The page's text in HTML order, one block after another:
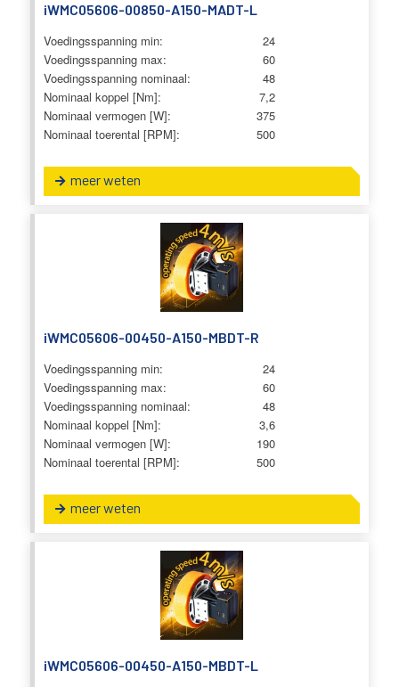
iWMC05606-00850-A150-MADT-L
Voedingsspanning min:
24
Voedingsspanning max:
60
Voedingsspanning nominaal:
48
Nominaal koppel [Nm]:
7,2
Nominaal vermogen [W]:
375
Nominaal toerental [RPM]:
500
meer weten
iWMC05606-00450-A150-MBDT-R
Voedingsspanning min:
24
Voedingsspanning max:
60
Voedingsspanning nominaal:
48
Nominaal koppel [Nm]:
3,6
Nominaal vermogen [W]:
190
Nominaal toerental [RPM]:
500
meer weten
iWMC05606-00450-A150-MBDT-L